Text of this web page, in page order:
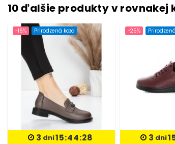
10 ďalšie produkty v rovnakej
-16% Prirodzená koža
3 dni15:44:27
-25%
3 dni